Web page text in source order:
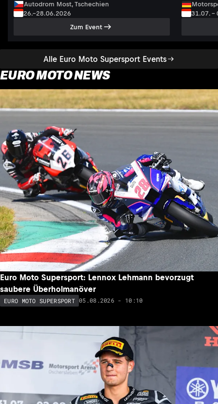
Alle Euro Moto Supersport Events
Autodrom Most, Tschechien
26.–28.06.2026
Zum Event
31.07. –
EURO MOTO NEWS
Euro Moto Supersport: Lennox Lehmann bevorzugt
saubere Überholmanöver
EURO MOTO SUPERSPORT 05.08.2026 - 10:10